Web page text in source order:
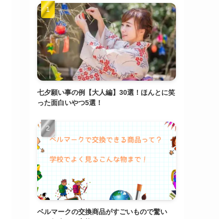
七夕願い事の例【大人編】30選！ほんとに笑
った面白いやつ5選！
ベルマークの交換商品がすごいもので驚い